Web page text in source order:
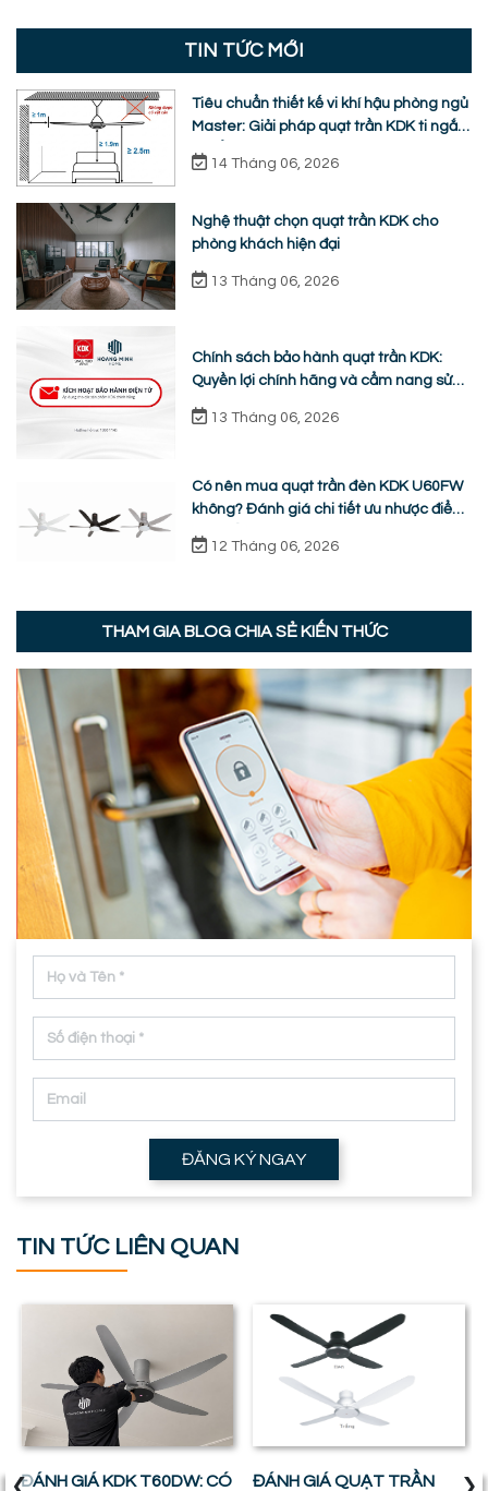
TIN TỨC MỚI
Tiêu chuẩn thiết kế vi khí hậu phòng ngủ
Master: Giải pháp quạt trần KDK ti ngắn
14 Tháng 06, 2026
Nghệ thuật chọn quạt trần KDK cho
phòng khách hiện đại
13 Tháng 06, 2026
Chính sách bảo hành quạt trần KDK:
Quyền lợi chính hãng và cẩm nang sửa
chữa từ A-Z
13 Tháng 06, 2026
Có nên mua quạt trần đèn KDK U60FW
không? Đánh giá chi tiết ưu nhược điểm
thực tế
12 Tháng 06, 2026
THAM GIA BLOG CHIA SẺ KIẾN THỨC
ĐĂNG KÝ NGAY
TIN TỨC LIÊN QUAN
ĐÁNH GIÁ KDK T60DW: CÓ
ĐÁNH GIÁ QUẠT TRẦN